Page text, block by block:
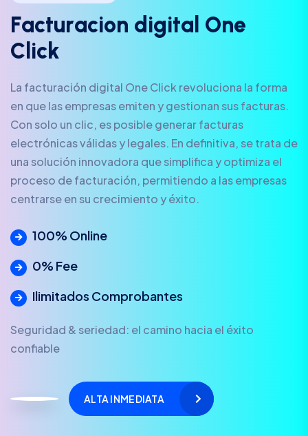
Facturacion d igita One
C ick
La facturación digital One Click revoluciona la forma
en que las empresas emiten y gestionan sus facturas.
Con solo un clic, es posible generar facturas
electrónicas válidas y legales. En definitiva, se trata de
una solución innovadora que simplifica y optimiza el
proceso de facturación, permitiendo a las empresas
centrarse en su crecimiento y éxito.
100% Online
0% Fee
Ilimitados Comprobantes
Seguridad & seriedad: el camino hacia el éxito
confiable
ALTA INMEDIATA